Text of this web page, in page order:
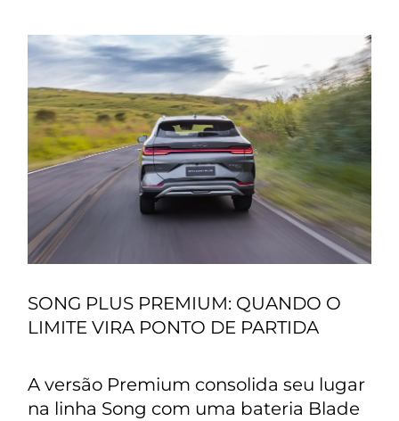
SONG PLUS PREMIUM: QUANDO O
LIMITE VIRA PONTO DE PARTIDA
A versão Premium consolida seu lugar
na linha Song com uma bateria Blade